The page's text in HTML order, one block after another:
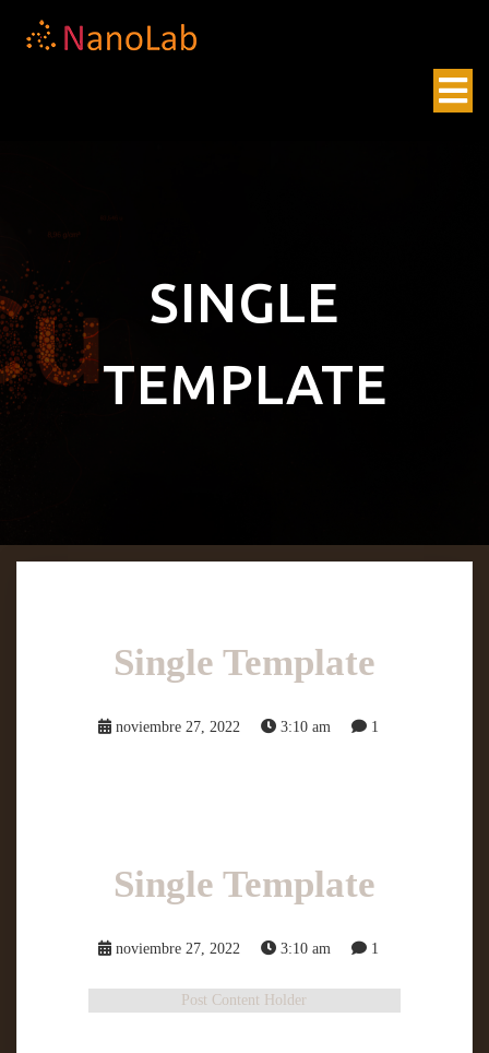
SINGLE
TEMPLATE
Single Template
noviembre 27, 2022 3:10 am 1
Single Template
noviembre 27, 2022 3:10 am 1
Post Content Holder